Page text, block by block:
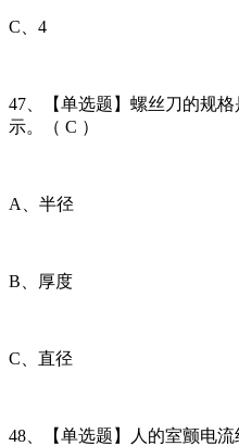
C、4
47、【单选题】螺丝刀的规
示。（ C ）
A、半径
B、厚度
C、直径
48、【单选题】人的室颤电流